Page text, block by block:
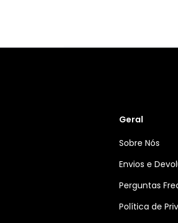
Geral
Sobre Nós
Envios e
Perguntas
Política de